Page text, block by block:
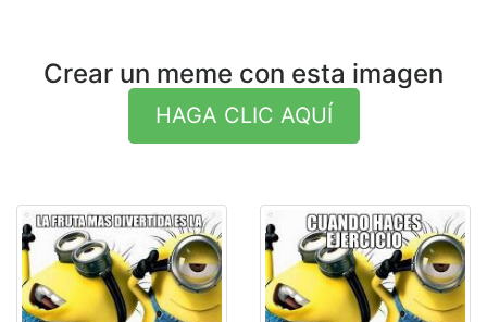
Crear un meme con esta imagen
HAGA CLIC AQUÍ